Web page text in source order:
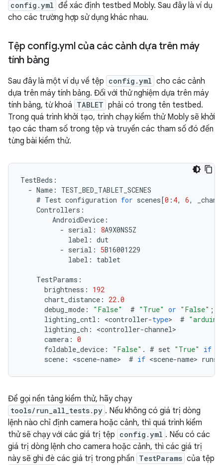
config.yml để xác định testbed Mobly. Sau đây là ví dụ
cho các trường hợp sử dụng khác nhau.
Tệp config.yml của các cảnh dựa trên máy
tính bảng
Sau đây là một ví dụ về tệp config.yml cho các cảnh
dựa trên máy tính bảng. Đối với thử nghiệm dựa trên máy
tính bảng, từ khoá TABLET phải có trong tên testbed.
Trong quá trình khởi tạo, trình chạy kiểm thử Mobly sẽ khởi
tạo các tham số trong tệp và truyền các tham số đó đến
từng bài kiểm thử.
TestBeds :
- Name :
TEST_BED_TABLET_SCENES
# Test configuration for scenes[0 : 4, 6,
Controllers :
AndroidDevice :
- serial : 8A9X0NS5Z
label : dut
- serial : 5B16001229
label : tablet
TestParams :
brightness :
192
chart_distance :
22.0
debug_mode : "False" # "True" or "False" ;
lighting_cntl : <controller-type> #
lighting_ch : <controller-channel
camera : 0
foldable_device : "False" . # set "True" if
scene : <scene-name> # if <scene-name> runs
Để gọi nền tảng kiểm thử, hãy chạy
tools/run_all_tests.py . Nếu không có giá trị dòng
lệnh nào chỉ định camera hoặc cảnh, thì quá trình kiểm
thử sẽ chạy với các giá trị tệp config.yml . Nếu có các
giá trị dòng lệnh cho camera hoặc cảnh, thì các giá trị
này sẽ ghi đè các giá trị trong phần TestParams của tệp